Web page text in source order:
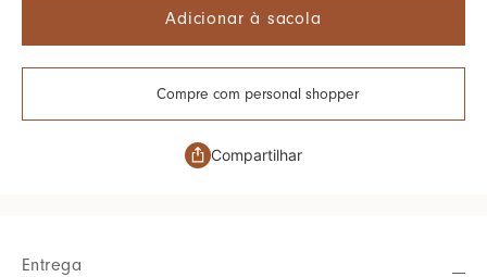
Adicionar à sacola
Compre com personal shopper
Compartilhar
Entrega